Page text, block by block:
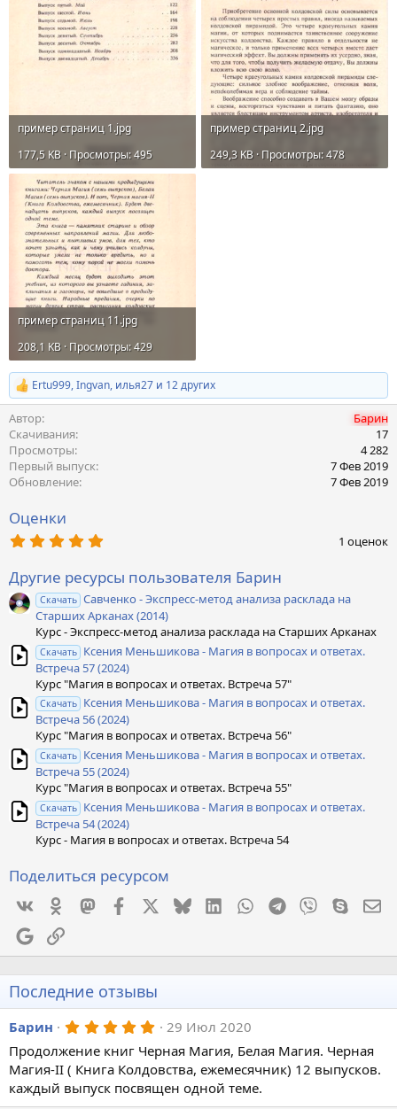
пример страниц 1.jpg
177,5 KB · Просмотры: 495
пример страниц 2.jpg
249,3 KB · Просмотры: 478
пример страниц 11.jpg
208,1 KB · Просмотры: 429
Р
е
а
к
ц
и
и
:
Ertu999,Ingvan, илья27 и 12 других
Автор
Барин
Скачивания
17
Просмотры
4 282
Первый выпуск
7 Фев 2019
Обновление
7 Фев 2019
Оценки
0
в
ё
з
д
1 оценок
Другие ресурсы пользователя Барин
Скачать Савченко - Экспресс-метод анализа расклада на
Старших Арканах (2014)
Курс - Экспресс-метод анализа расклада на Старших Арканах
Скачать Ксения Меньшикова - Магия в вопросах и ответах.
Встреча 57 (2024)
Курс "Магия в вопросах и ответах. Встреча 57"
Скачать Ксения Меньшикова - Магия в вопросах и ответах.
Встреча 56 (2024)
Курс "Магия в вопросах и ответах. Встреча 56"
Скачать Ксения Меньшикова - Магия в вопросах и ответах.
Встреча 55 (2024)
Курс "Магия в вопросах и ответах. Встреча 55"
Скачать Ксения Меньшикова - Магия в вопросах и ответах.
Встреча 54 (2024)
Курс - Магия в вопросах и ответах. Встреча 54
Поделиться ресурсом
VkontakteOdnoklassniki
MastodonFacebook BlueskyLinkedInWhatsApp
Telegram
Viber Skype
GoogleСсылка
Последние отзывы
Барин 5
0
0
з
в
29 Июл 2020
Продолжение книг Черная Магия, Белая Магия. Черная
Магия-II ( Книга Колдовства, ежемесячник) 12 выпусков.
каждый выпуск посвящен одной теме.